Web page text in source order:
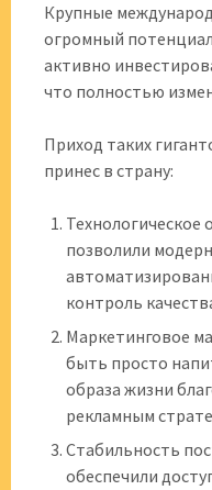
Крупные
огромный
активно
что полностью
Приход таких
принес в страну:
позволили
контроль
Маркетинговое
быть просто
образа жизни
рекламным
Стабильность
обеспечили